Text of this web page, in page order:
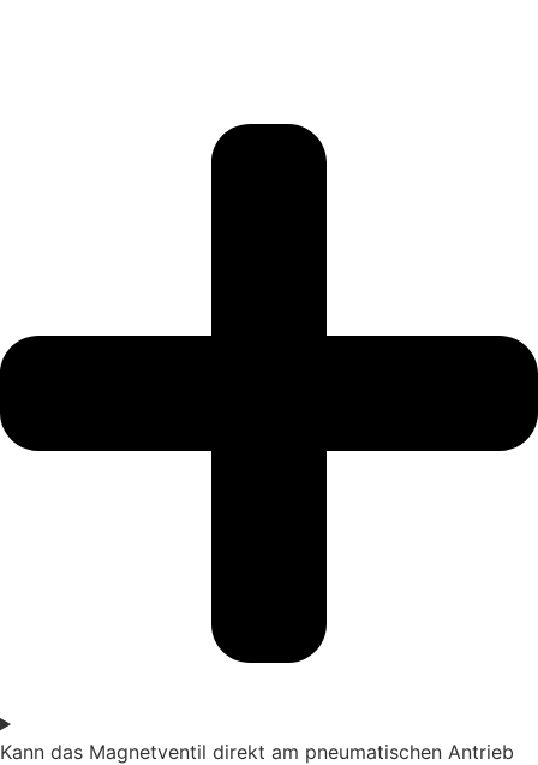
Kann das Magnetventil direkt am pneumatischen Antrieb